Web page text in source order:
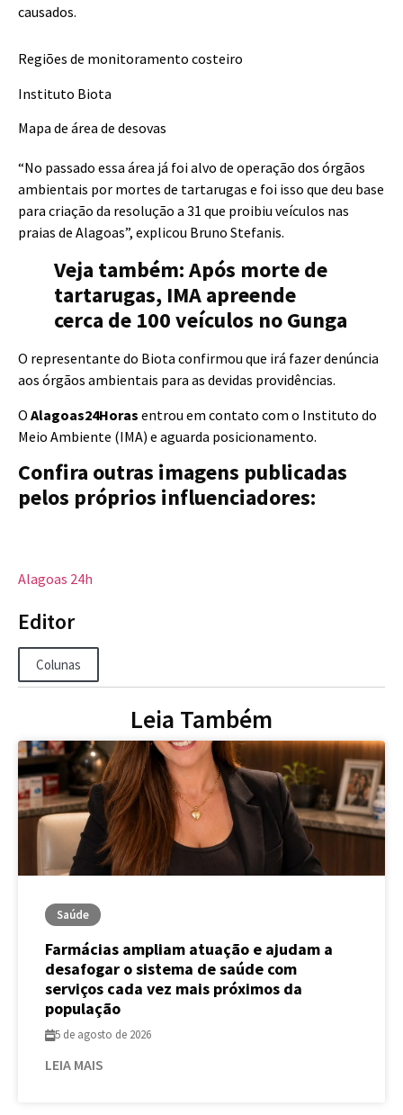
causados.
Regiões de monitoramento costeiro
Instituto Biota
Mapa de área de desovas
“No passado essa área já foi alvo de operação dos órgãos
ambientais por mortes de tartarugas e foi isso que deu base
para criação da resolução a 31 que proibiu veículos nas
praias de Alagoas”, explicou Bruno Stefanis.
Veja também: Após morte de
tartarugas, IMA apreende
cerca de 100 veículos no Gunga
O representante do Biota confirmou que irá fazer denúncia
aos órgãos ambientais para as devidas providências.
O Alagoas24Horas entrou em contato com o Instituto do
Meio Ambiente (IMA) e aguarda posicionamento.
Confira outras imagens publicadas
pelos próprios influenciadores:
Alagoas 24h
Editor
Colunas
Leia Também
Saúde
Farmácias ampliam atuação e ajudam a
desafogar o sistema de saúde com
serviços cada vez mais próximos da
população
5 de agosto de 2026
LEIA MAIS